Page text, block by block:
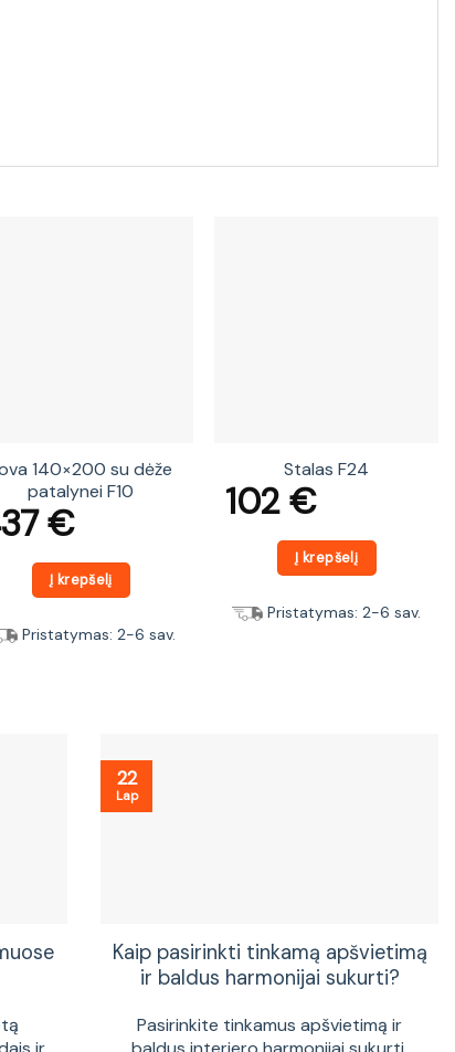
140×200 su dėže
patalynei F10
€
Į krepšelį
Pristatymas: 2-6 sav.
Stalas F24
102€
Į krepšelį
Pristatymas: 2-6 sav.
Kaip pasirinkti tinkamą apšvietimą
ir baldus harmonijai sukurti?
Pasirinkite tinkamus apšvietimą ir
22
Lap